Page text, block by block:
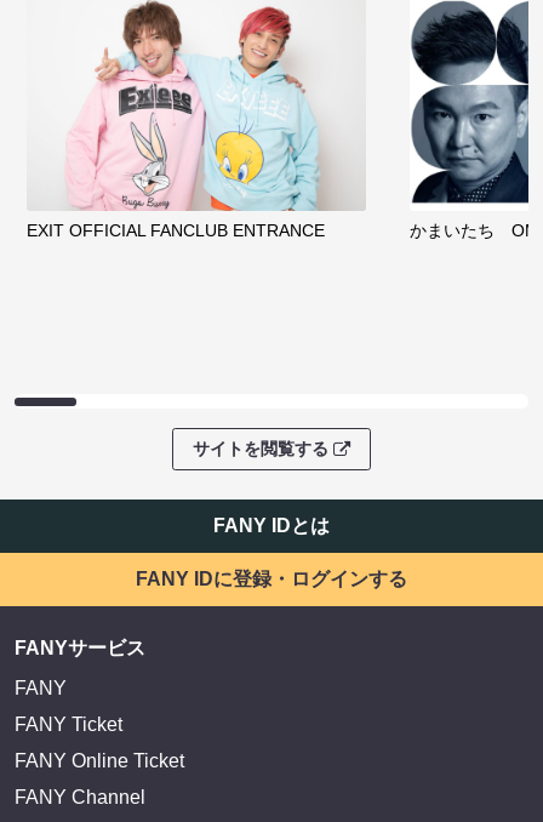
EXIT OFFICIAL FANCLUB ENTRANCE かまいたち
サイトを閲覧する
FANY IDとは
FANY IDに登録・ログインする
FANYサービス
FANY
FANY Ticket
FANY Online Ticket
FANY Channel